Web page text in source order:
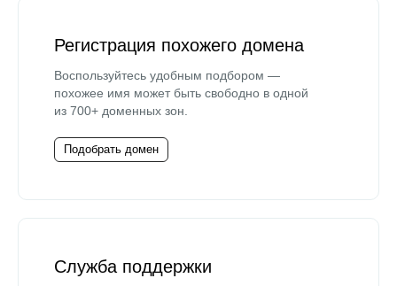
Регистрация похожего домена
Воспользуйтесь удобным подбором —
похожее имя может быть свободно в одной
из 700+ доменных зон.
Подобрать домен
Служба поддержки